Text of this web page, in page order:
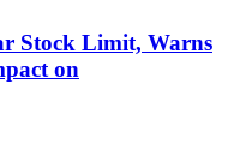
Stock Limit, Warns
on